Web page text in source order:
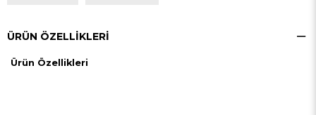
ÜRÜN ÖZELLIKLERI
Ürün Özellikleri